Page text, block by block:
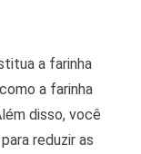
a farinha
a farinha
disso, você
reduzir as